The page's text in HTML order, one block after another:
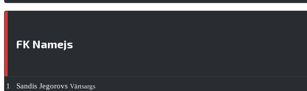
FK Namejs
1 Sandis Jegorovs Vārtsargs